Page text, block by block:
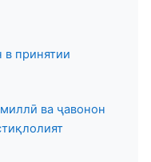
принятии
ва ҷавонон